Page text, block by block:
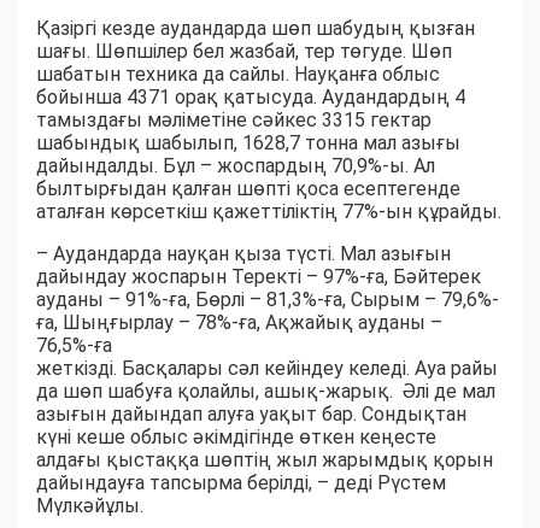
Қазіргі кезде аудандарда шөп шабудың қызған
шағы. Шөпшілер бел жазбай, тер төгуде. Шөп
шабатын техника да сайлы. Науқанға облыс
бойынша 4371 орақ қатысуда. Аудандардың 4
тамыздағы мәліметіне сәйкес 3315 гектар
шабындық шабылып, 1628,7 тонна мал азығы
дайындалды. Бұл – жоспардың 70,9%-ы. Ал
былтырғыдан қалған шөпті қоса есептегенде
аталған көрсеткіш қажеттіліктің 77%-ын құрайды.
– Аудандарда науқан қыза түсті. Мал азығын
дайындау жоспарын Теректі – 97%-ға, Бәйтерек
ауданы – 91%-ға, Бөрлі – 81,3%-ға, Сырым – 79,6%-
ға, Шыңғырлау – 78%-ға, Ақжайық ауданы –
76,5%-ға
жеткізді. Басқалары сәл кейіндеу келеді. Ауа райы
да шөп шабуға қолайлы, ашық-жарық. Әлі де мал
азығын дайындап алуға уақыт бар. Сондықтан
күні кеше облыс әкімдігінде өткен кеңесте
алдағы қыстаққа шөптің жыл жарымдық қорын
дайындауға тапсырма берілді, – деді Рүстем
Мүлкәйұлы.